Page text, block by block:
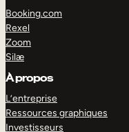
Booking.com
Rexel
Zoom
Silæ
À propos
L’entreprise
Ressources graphiques
Investisseurs